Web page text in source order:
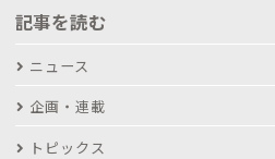
記事を読む
ニュース
企画・連載
トピックス